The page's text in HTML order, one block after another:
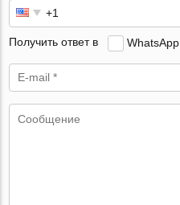
Получить ответ в WhatsApp